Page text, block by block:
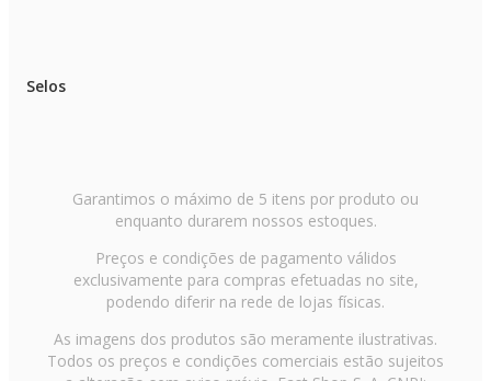
Selos
Garantimos o máximo de 5 itens por produto ou
enquanto durarem nossos estoques.
Preços e condições de pagamento válidos
exclusivamente para compras efetuadas no site,
podendo diferir na rede de lojas físicas.
As imagens dos produtos são meramente ilustrativas.
Todos os preços e condições comerciais estão sujeitos